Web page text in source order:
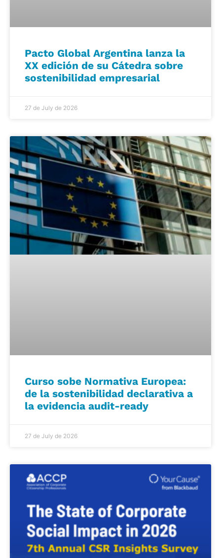
Pacto Global Argentina lanza la
XX edición de su Cátedra sobre
sostenibilidad empresarial
27 de July de 2026
Curso sobe Normativa Europea:
de la sostenibilidad declarativa a
la evidencia audit-ready
27 de July de 2026